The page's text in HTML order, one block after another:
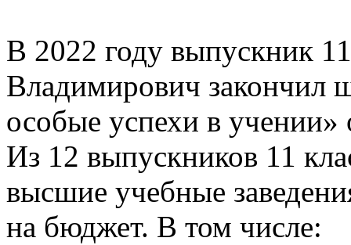
В 2022 году выпускник
Владимирович закончил
особые успехи в
Из 12 выпускников 11
высшие учебные
на бюджет. В том числе: